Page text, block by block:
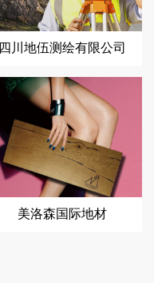
四川地伍测绘有限公司
美洛森国际地材